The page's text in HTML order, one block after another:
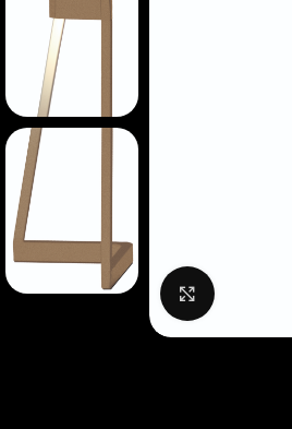
Нажмите,